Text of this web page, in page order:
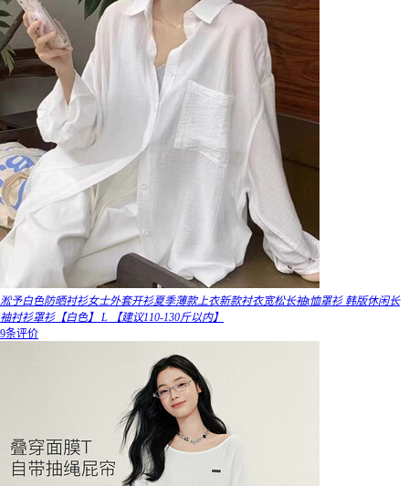
淞予白色防晒衬衫女士外套开衫夏季薄款上衣新款衬衣宽松长袖t恤罩衫 韩版休闲长
袖衬衫罩衫【白色】 L 【建议110-130斤以内】
9条评价